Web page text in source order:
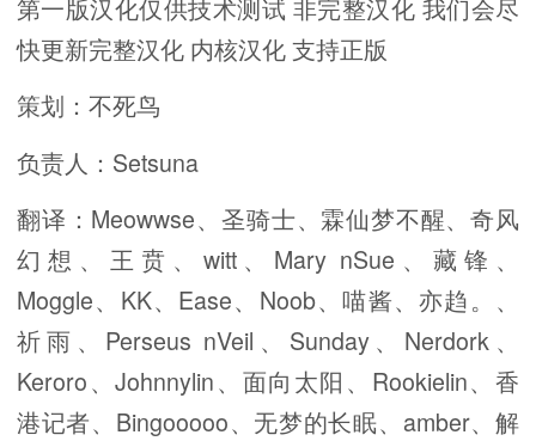
第一版汉化仅供技术测试 非完整汉化 我们会尽
快更新完整汉化 内核汉化 支持正版
策划：不死鸟
负责人：Setsuna
翻译：Meowwse、圣骑士、霖仙梦不醒、奇风
幻想、王贲、witt、Mary nSue、藏锋、
Moggle、KK、Ease、Noob、喵酱、亦趋。、
祈雨、Perseus nVeil、Sunday、Nerdork、
Keroro、Johnnylin、面向太阳、Rookielin、香
港记者、Bingooooo、无梦的长眠、amber、解